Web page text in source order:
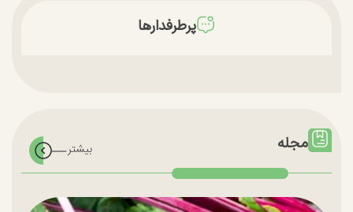
پرطرفدارها
مجله